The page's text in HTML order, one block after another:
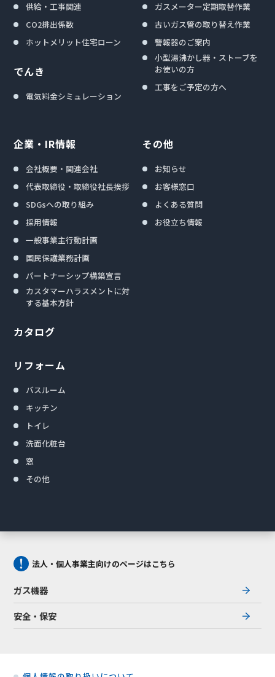
供給・工事関連
CO2排出係数
ホットメリット住宅ローン
でんき
電気料金シミュレーション
ガスメーター定期取替作業
古いガス管の取り替え作業
警報器のご案内
小型湯沸かし器・ストーブを
お使いの方
工事をご予定の方へ
企業・IR情報
会社概要・関連会社
代表取締役・取締役社長挨拶
SDGsへの取り組み
採用情報
一般事業主行動計画
国民保護業務計画
パートナーシップ構築宣言
カスタマーハラスメントに対
する基本方針
カタログ
リフォーム
バスルーム
キッチン
トイレ
洗面化粧台
窓
その他
その他
お知らせ
お客様窓口
よくある質問
お役立ち情報
法人・個人事業主向けのページはこちら
ガス機器
安全・保安